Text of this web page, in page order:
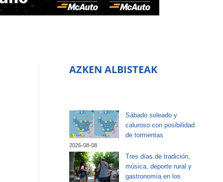
AZKEN ALBISTEAK
Sábado soleado y
caluroso con posibilidad
de tormentas
2026-08-08
Tres días de tradición,
música, deporte rural y
gastronomía en los